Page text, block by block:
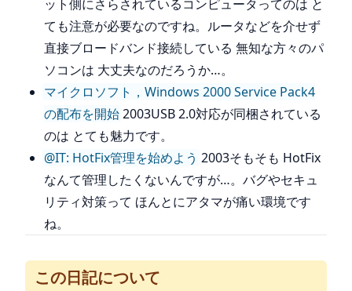
ット側にさらされているコンピュータってのは と
ても注意が必要なのですね。ルータなどを介せず
直接ブロードバンド接続している 無知な方々のパ
ソコンは 大丈夫なのだろうか…。
マイクロソフト，Windows 2000 Service Pack4
の配布を開始2003USB 2.0対応が同梱されている
のは とても魅力です。
@IT: HotFix管理を始めよう 2003そもそも HotFix
なんて管理したくないんですが…。バグやセキュ
リティ対策って ほんとにアタマが痛い環境です
ね。
この日記について